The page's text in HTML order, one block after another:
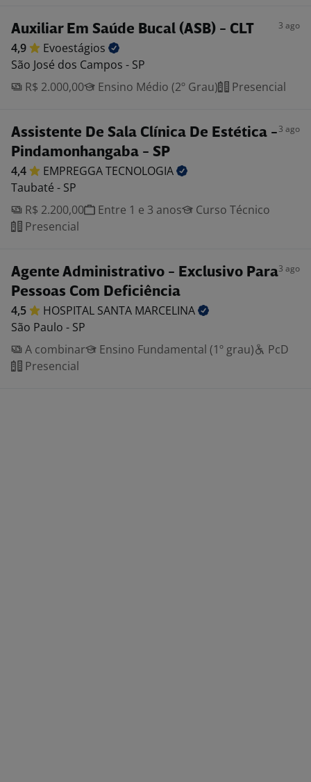
Auxiliar Em Saúde Bucal (ASB) - CLT 3 ago
4,9
Evoestágios
São José dos Campos - SP
R$ 2.000,00
Ensino Médio (2º Grau) Presencial
Assistente De Sala Clínica De Estética -
Pindamonhangaba - SP
3 ago
4,4 EMPREGGATECNOLOGIA
Taubaté - SP
R$ 2.200,00
Entre 1 e 3 anos
Curso Técnico
Presencial
Agente Administrativo - Exclusivo Para
Pessoas Com Deficiência
3 ago
4,5 HOSPITAL SANTA MARCELINA
São Paulo - SP
A combinar
Ensino Fundamental (1º grau)
PcD
Presencial